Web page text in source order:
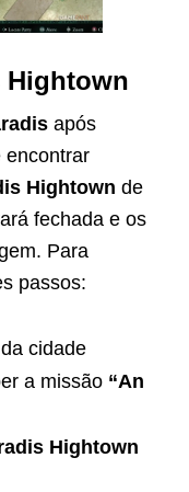
Hightown
após
encontrar
Hightown de
fechada e os
Para
passos:
cidade
a missão “An
Hightown